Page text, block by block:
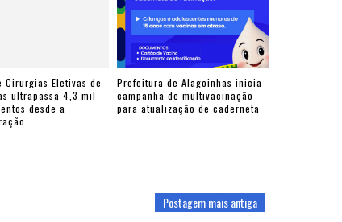
Cirurgias Eletivas de
ultrapassa 4,3 mil
desde a
Prefeitura de Alagoinhas inicia
campanha de multivacinação
para atualização de caderneta
Postagem mais antiga